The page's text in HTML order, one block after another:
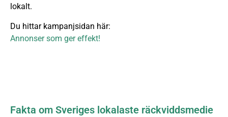
lokalt.
Du hittar kampanjsidan här:
Annonser som ger effekt!
Fakta om Sveriges lokalaste räckviddsmedie